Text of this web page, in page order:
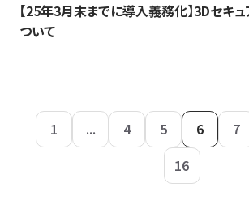
【25年3月末までに導入義務化】3Dセキ
ついて
1 ... 4 5 6 7
16